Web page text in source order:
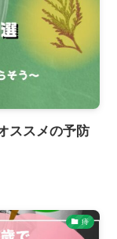
ススメの予防
痔